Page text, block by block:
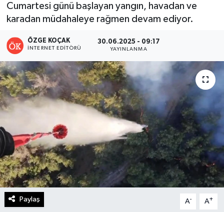
Cumartesi günü başlayan yangın, havadan ve
karadan müdahaleye rağmen devam ediyor.
ÖZGE KOÇAK
İNTERNET EDITÖRÜ
30.06.2025 - 09:17
YAYINLANMA
Paylaş A- A+
Teknoloji
Turizm
Kültür - Sanat
Lider Haber TV Canlı Yayın izle
Haber Arşivi